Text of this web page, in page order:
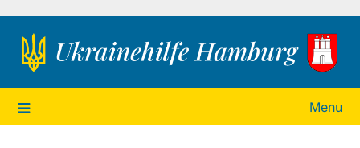
Ukrainehilfe Hamburg
Menu